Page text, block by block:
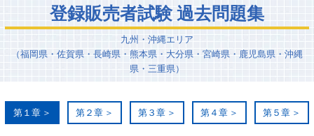
登録販売者試験 過去問題集
九州・沖縄エリア
（福岡県・佐賀県・長崎県・熊本県・大分県・宮崎県・鹿児島県・沖縄
県・三重県）
第１章 第２章 第３章 第４章 第５章